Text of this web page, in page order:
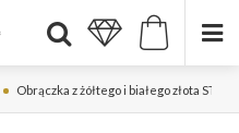
Obrączka z żółtego i białego złota ST-